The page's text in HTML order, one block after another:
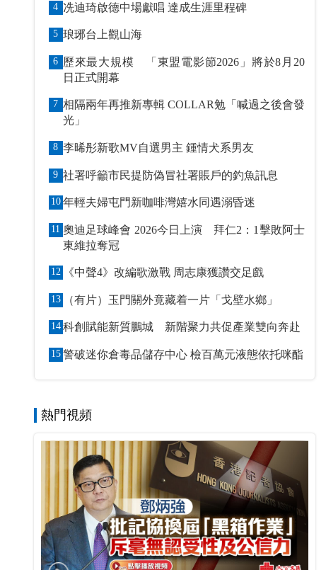
4 冼迪琦啟德中場獻唱 達成生涯里程碑
5 琅琊台上觀山海
6 歷來最大規模 「東盟電影節2026」將於8月20
日正式開幕
7 相隔兩年再推新專輯 COLLAR勉「喊過之後會發
光」
8 李晞彤新歌MV自選男主 鍾情犬系男友
9 社署呼籲市民提防偽冒社署賬戶的釣魚訊息
10 年輕夫婦屯門新咖啡灣嬉水同遇溺昏迷
11 奧迪足球峰會 2026今日上演 拜仁2：1擊敗阿士
東維拉奪冠
12 《中聲4》改編歌激戰 周志康獲讚交足戲
13 （有片）玉門關外竟藏着一片「戈壁水鄉」
14 科創賦能新質鵬城 新階聚力共促產業雙向奔赴
15 警破迷你倉毒品儲存中心 檢百萬元液態依托咪酯
熱門視頻